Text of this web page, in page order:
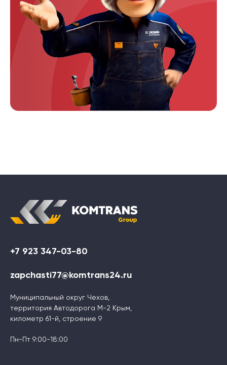
+7 923 347-03-80
zapchasti77@komtrans24.ru
Муниципальный округ Чехов,
территория Автодорога М-2 Крым,
километр 61-й, строение 9
Пн-Пт 9:00-18:00